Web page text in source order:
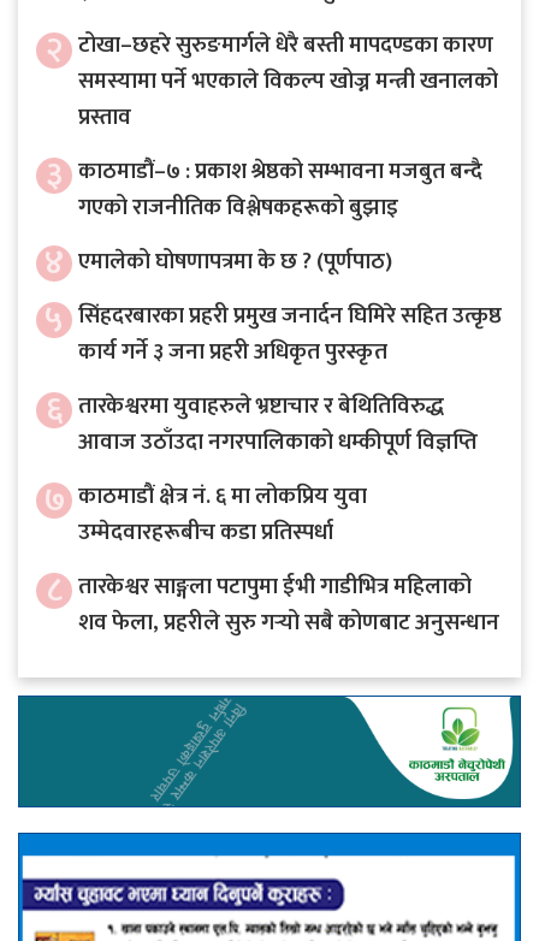
२ टोखा–छहरे सुरुङमार्गले धेरै बस्ती मापदण्डका कारण
समस्यामा पर्ने भएकाले विकल्प खोज्न मन्त्री खनालको
प्रस्ताव
३ काठमाडौं–७ : प्रकाश श्रेष्ठको सम्भावना मजबुत बन्दै
गएको राजनीतिक विश्लेषकहरूको बुझाइ
४ एमालेको घोषणापत्रमा के छ ? (पूर्णपाठ)
५ सिंहदरबारका प्रहरी प्रमुख जनार्दन घिमिरे सहित उत्कृष्ठ
कार्य गर्ने ३ जना प्रहरी अधिकृत पुरस्कृत
६ तारकेश्वरमा युवाहरुले भ्रष्टाचार र बेथितिविरुद्ध
आवाज उठाँउदा नगरपालिकाको धम्कीपूर्ण विज्ञप्ति
७ काठमाडौं क्षेत्र नं. ६ मा लोकप्रिय युवा
उम्मेदवारहरूबीच कडा प्रतिस्पर्धा
८ तारकेश्वर साङ्गला पटापुमा ईभी गाडीभित्र महिलाको
शव फेला, प्रहरीले सुरु गर्‍यो सबै कोणबाट अनुसन्धान